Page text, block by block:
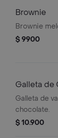
Brownie
Brownie
$ 9900
Galleta de
Chocolate
Galleta de
chocolate.
$ 10.900